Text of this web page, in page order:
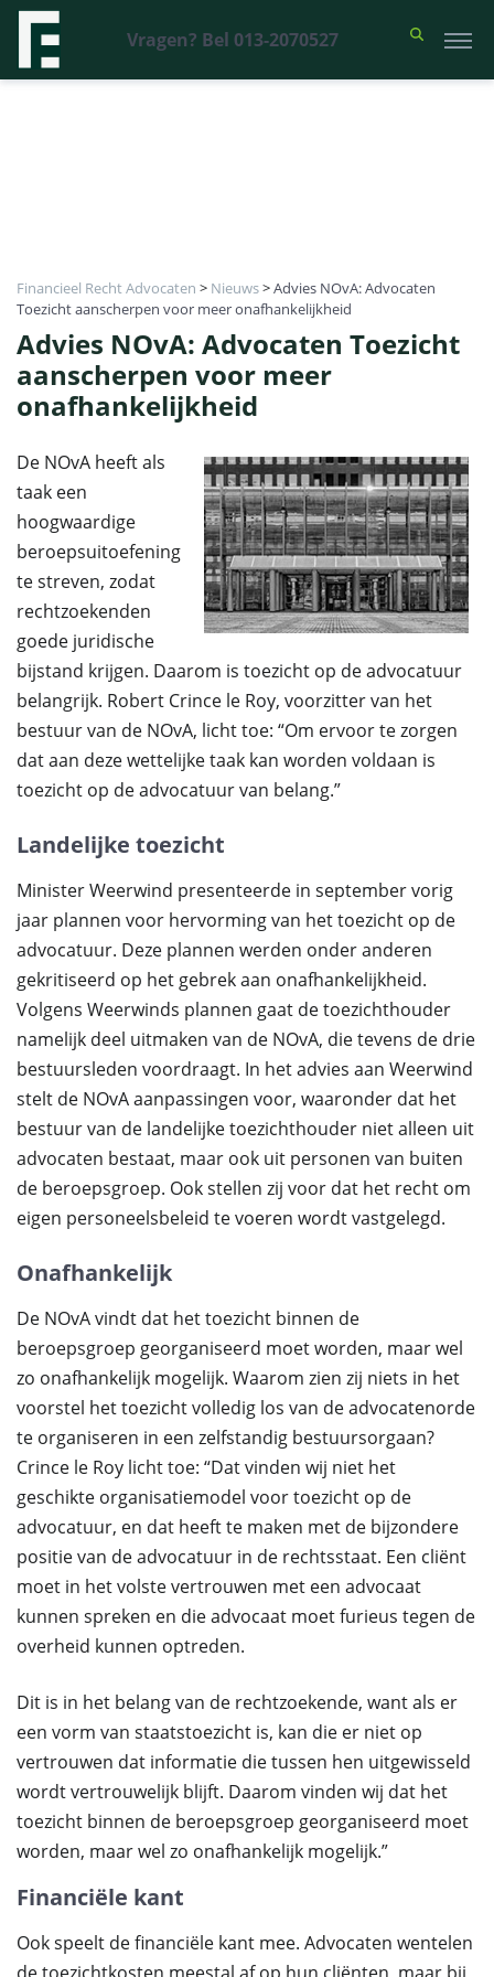
Vragen? Bel 013-2070527
Financieel Recht Advocaten > Nieuws>Advies NOvA: Advocaten
Toezicht aanscherpen voor meer onafhankelijkheid
Advies NOvA: Advocaten Toezicht
aanscherpen voor meer
onafhankelijkheid
De NOvA heeft als
taak een
hoogwaardige
beroepsuitoefening
te streven, zodat
rechtzoekenden
goede juridische
bijstand krijgen. Daarom is toezicht op de advocatuur
belangrijk. Robert Crince le Roy, voorzitter van het
bestuur van de NOvA, licht toe: “Om ervoor te zorgen
dat aan deze wettelijke taak kan worden voldaan is
toezicht op de advocatuur van belang.”
Landelijke toezicht
Minister Weerwind presenteerde in september vorig
jaar plannen voor hervorming van het toezicht op de
advocatuur. Deze plannen werden onder anderen
gekritiseerd op het gebrek aan onafhankelijkheid.
Volgens Weerwinds plannen gaat de toezichthouder
namelijk deel uitmaken van de NOvA, die tevens de drie
bestuursleden voordraagt. In het advies aan Weerwind
stelt de NOvA aanpassingen voor, waaronder dat het
bestuur van de landelijke toezichthouder niet alleen uit
advocaten bestaat, maar ook uit personen van buiten
de beroepsgroep. Ook stellen zij voor dat het recht om
eigen personeelsbeleid te voeren wordt vastgelegd.
Onafhankelijk
De NOvA vindt dat het toezicht binnen de
beroepsgroep georganiseerd moet worden, maar wel
zo onafhankelijk mogelijk. Waarom zien zij niets in het
voorstel het toezicht volledig los van de advocatenorde
te organiseren in een zelfstandig bestuursorgaan?
Crince le Roy licht toe: “Dat vinden wij niet het
geschikte organisatiemodel voor toezicht op de
advocatuur, en dat heeft te maken met de bijzondere
positie van de advocatuur in de rechtsstaat. Een cliënt
moet in het volste vertrouwen met een advocaat
kunnen spreken en die advocaat moet furieus tegen de
overheid kunnen optreden.
Dit is in het belang van de rechtzoekende, want als er
een vorm van staatstoezicht is, kan die er niet op
vertrouwen dat informatie die tussen hen uitgewisseld
wordt vertrouwelijk blijft. Daarom vinden wij dat het
toezicht binnen de beroepsgroep georganiseerd moet
worden, maar wel zo onafhankelijk mogelijk.”
Financiële kant
Ook speelt de financiële kant mee. Advocaten wentelen